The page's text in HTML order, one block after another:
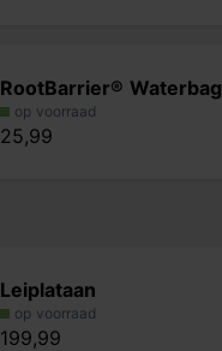
RootBarrier® Waterbag
op voorraad
25,99
Leiplataan
op voorraad
199,99